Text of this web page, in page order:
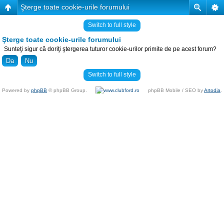
Şterge toate cookie-urile forumului
Switch to full style
Şterge toate cookie-urile forumului
Sunteţi sigur că doriţi ştergerea tuturor cookie-urilor primite de pe acest forum?
Switch to full style
Powered by phpBB © phpBB Group. phpBB Mobile / SEO byArtodia